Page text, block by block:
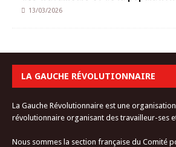
13/03/2026
LA GAUCHE RÉVOLUTIONNAIRE
La Gauche Révolutionnaire est une
révolutionnaire organisant des travailleur-ses
Nous sommes la section française du Comité